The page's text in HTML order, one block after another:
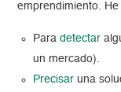
emprendimiento.
Paradetectar
un mercado).
Precisar una